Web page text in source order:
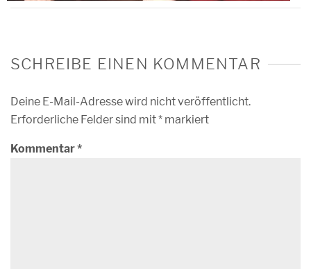
SCHREIBE EINEN KOMMENTAR
Deine E-Mail-Adresse wird nicht veröffentlicht.
Erforderliche Felder sind mit* markiert
Kommentar*